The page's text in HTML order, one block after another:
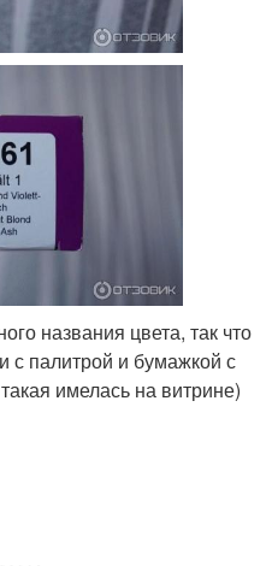
названия цвета, так что
с палитрой и бумажкой с
имелась на витрине)